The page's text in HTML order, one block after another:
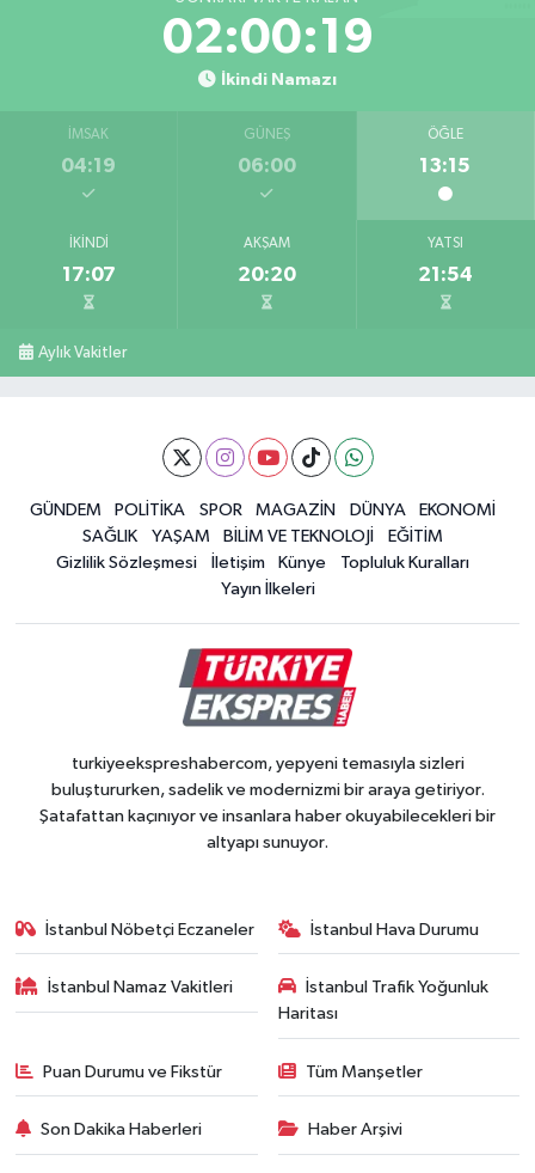
02:00:19
İkindi Namazı
İMSAK
04:19
GÜNEŞ
06:00
ÖĞLE
13:15
İKINDI
17:07
AKŞAM
20:20
YATSI
21:54
Aylık Vakitler
GÜNDEM POLİTİKA SPOR MAGAZİN DÜNYA
EKONOMİ
SAĞLIK
YAŞAM BİLİM VE TEKNOLOJİ
EĞİTİM
Gizlilik Sözleşmesi
İletişim Künye
Topluluk Kuralları
Yayın İlkeleri
turkiyeekspreshabercom, yepyeni temasıyla sizleri
buluştururken, sadelik ve modernizmi bir araya getiriyor.
Şatafattan kaçınıyor ve insanlara haber okuyabilecekleri bir
altyapı sunuyor.
İstanbul Nöbetçi Eczaneler İstanbul Hava Durumu
İstanbul Namaz Vakitleri
İstanbul Trafik Yoğunluk
Haritası
Puan Durumu ve Fikstür Tüm Manşetler
Son Dakika Haberleri Haber Arşivi